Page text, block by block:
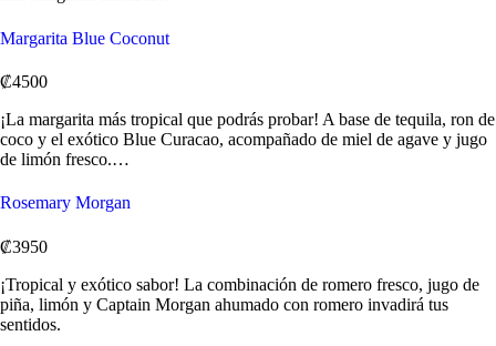
Margarita Blue Coconut
₡4500
¡La margarita más tropical que podrás probar! A base de tequila, ron de
coco y el exótico Blue Curacao, acompañado de miel de agave y jugo
de limón fresco.…
Rosemary Morgan
₡3950
¡Tropical y exótico sabor! La combinación de romero fresco, jugo de
piña, limón y Captain Morgan ahumado con romero invadirá tus
sentidos.